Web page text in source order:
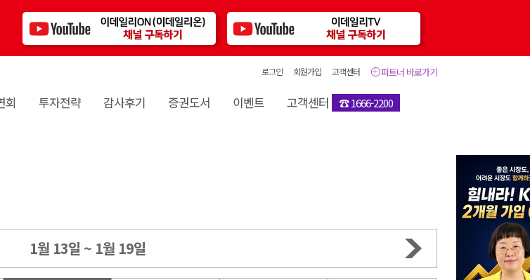
파트너 바로가기
로그인 회원가입 고객센터
회 투자전략 감사후기 증권도서 이벤트 고객센터 ☎ 1666-2200
1월 13일 ~ 1월 19일